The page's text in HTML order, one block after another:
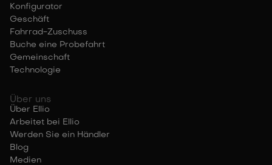
Konfigurator
Geschäft
Fahrrad-Zuschuss
Buche eine Probefahrt
Gemeinschaft
Technologie
Über uns
Über Ellio
Arbeitet bei Ellio
Werden Sie ein Händler
Blog
Medien